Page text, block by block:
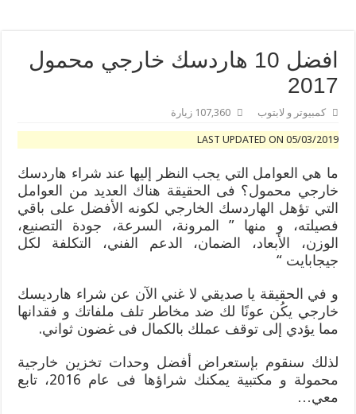
افضل 10 هاردسك خارجي محمول
2017
كمبيوتر و لابتوب 107,360 زيارة
LAST UPDATED ON 05/03/2019
ما هي العوامل التي يجب النظر إليها عند شراء هاردسك
خارجي محمول؟ فى الحقيقة هناك العديد من العوامل
التي تؤهل الهاردسك الخارجي لكونه الأفضل على باقي
فصيلته، و منها ” المرونة، السرعة، جودة التصنيع،
الوزن، الأبعاد، الضمان، الدعم الفني، التكلفة لكل
جيجابايت “
و في الحقيقة يا صديقي لا غني الآن عن شراء هارديسك
خارجي يكُن عونًا لك ضد مخاطر تلف ملفاتك و فقدانها
مما يؤدي إلى توقف عملك بالكمال فى غضون ثواني.
لذلك سنقوم بإستعراض أفضل وحدات تخزين خارجية
محمولة و مكتبية يمكنك شراؤها فى عام 2016، تابع
معي…